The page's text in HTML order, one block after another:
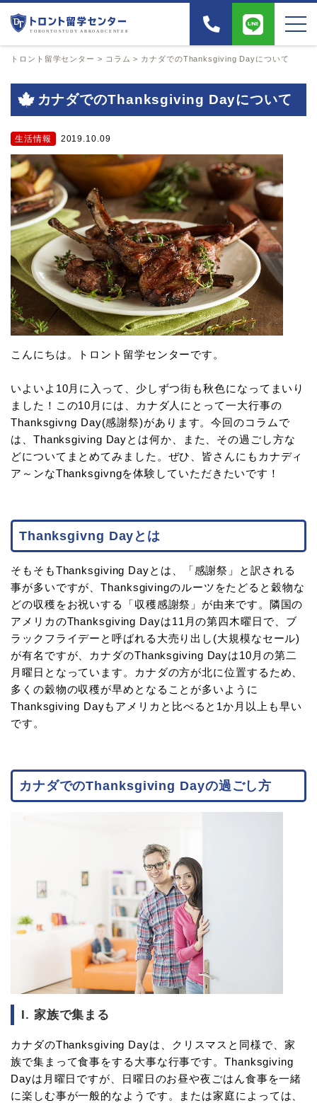
トロント留学センター > コラム > カナダでのThanksgiving Dayについて
カナダでのThanksgiving Dayについて
生活情報 2019.10.09
こんにちは。トロント留学センターです。
いよいよ10月に入って、少しずつ街も秋色になってまいり
ました！この10月には、カナダ人にとって一大行事の
Thanksgivng Day(感謝祭)があります。今回のコラムで
は、Thanksgiving Dayとは何か、また、その過ごし方な
どについてまとめてみました。ぜひ、皆さんにもカナディ
ア～ンなThanksgivngを体験していただきたいです！
Thanksgivng Dayとは
そもそもThanksgiving Dayとは、「感謝祭」と訳される
事が多いですが、Thanksgivingのルーツをたどると穀物な
どの収穫をお祝いする「収穫感謝祭」が由来です。隣国の
アメリカのThanksgiving Dayは11月の第四木曜日で、ブ
ラックフライデーと呼ばれる大売り出し(大規模なセール)
が有名ですが、カナダのThanksgiving Dayは10月の第二
月曜日となっています。カナダの方が北に位置するため、
多くの穀物の収穫が早めとなることが多いように
Thanksgiving Dayもアメリカと比べると1か月以上も早い
です。
カナダでのThanksgiving Dayの過ごし方
I. 家族で集まる
カナダのThanksgiving Dayは、クリスマスと同様で、家
族で集まって食事をする大事な行事です。Thanksgiving
Dayは月曜日ですが、日曜日のお昼や夜ごはん食事を一緒
に楽しむ事が一般的なようです。または家庭によっては、